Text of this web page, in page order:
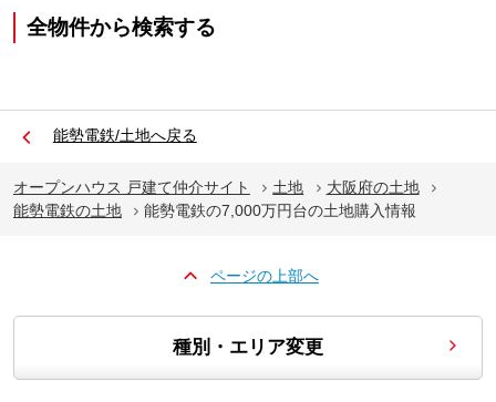
全物件から検索する
能勢電鉄/土地へ戻る
オープンハウス 戸建て仲介サイト 土地
大阪府の土地
能勢電鉄の土地
能勢電鉄の7,000万円台の土地購入情報
ページの上部へ
種別・エリア変更